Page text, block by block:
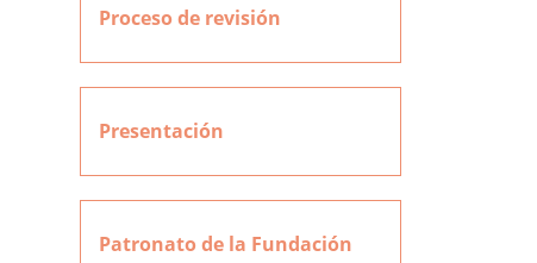
Proceso de revisión
Presentación
Patronato de la Fundación